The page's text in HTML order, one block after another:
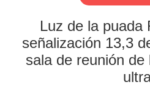
FÁBRICA
Luz de la puada
señalización 13,3
sala de reunión